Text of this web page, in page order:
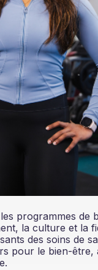
programmes de
la culture et la
des soins de
pour le bien-être,